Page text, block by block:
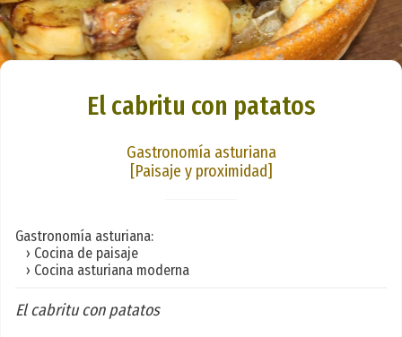
El cabritu con patatos
Gastronomía asturiana
[Paisaje y proximidad]
Gastronomía asturiana:
› Cocina de paisaje
› Cocina asturiana moderna
El cabritu con patatos